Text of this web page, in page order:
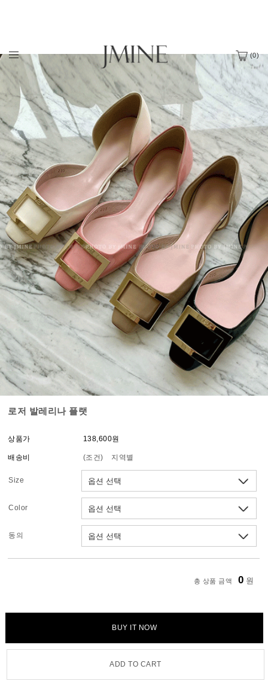
(0)
로저 발레리나 플랫
상품가 138,600원
배송비 (조건) 지역별
Size
Color
동의
총 상품 금액 0 원
BUY IT NOW
ADD TO CART